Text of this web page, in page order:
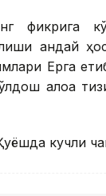
қандай
Ерга
алоқа
кучли